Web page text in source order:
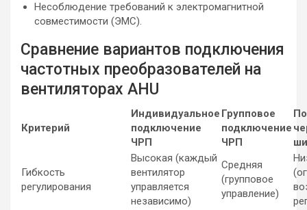
Несоблюдение требований к электромагнитной
совместимости (ЭМС).
Сравнение вариантов подключения
частотных преобразователей на
вентиляторах AHU
Критерий
Индивидуальное
подключение
ЧРП
Групповое
подключение
ЧРП
Гибкость
регулирования
Высокая (каждый
вентилятор
управляется
независимо)
Средняя
(групповое
управление)